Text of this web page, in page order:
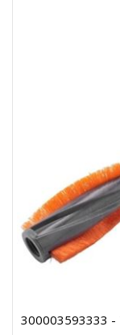
300003593333 -